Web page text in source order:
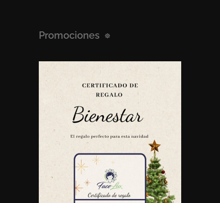
Promociones